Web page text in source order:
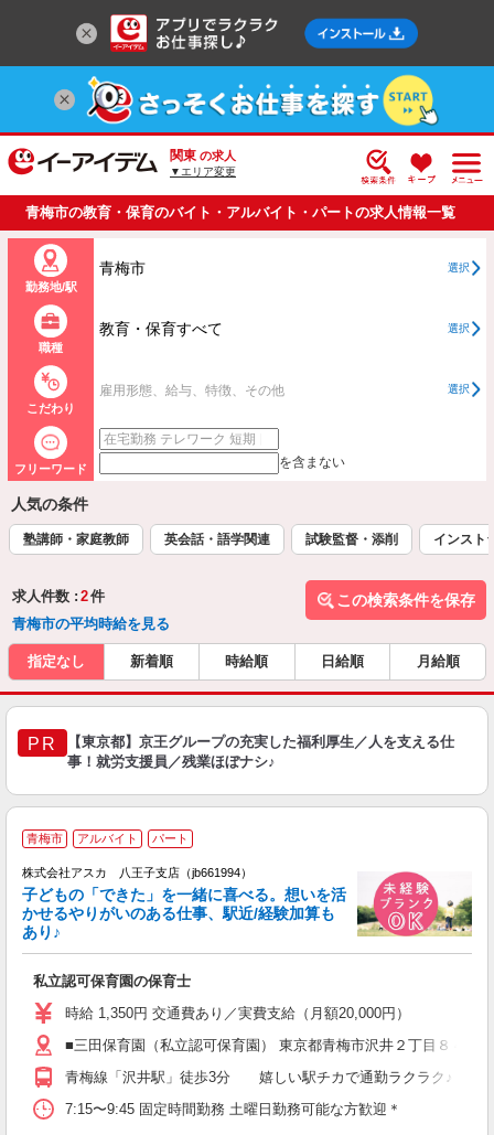
関東 の求人
▼エリア変更
青梅市の教育・保育のバイト・アルバイト・パートの求人情報一覧
勤務地/駅
青梅市 選択
職種
教育・保育すべて 選択
こだわり
雇用形態、給与、特徴、その他 選択
フリーワード を含まない
人気の条件
塾講師・家庭教師 英会話・語学関連 試験監督・添削 インスト
求人件数 : 2件
青梅市の平均時給を見る
この検索条件を保存
指定なし 新着順 時給順 日給順 月給順
PR
【東京都】京王グループの充実した福利厚生／人を支える仕
事！就労支援員／残業ほぼナシ♪
青梅市 アルバイト パート
株式会社アスカ 八王子支店（jb661994）
子どもの「できた」を一緒に喜べる。想いを活
かせるやりがいのある仕事、駅近/経験加算も
あり♪
私立認可保育園の保育士
時給 1,350円 交通費あり／実費支給（月額20,000円）
■三田保育園（私立認可保育園） 東京都青梅市沢井２丁目８４３
青梅線「沢井駅」徒歩3分 嬉しい駅チカで通勤ラクラク♪ 車
7:15〜9:45 固定時間勤務 土曜日勤務可能な方歓迎＊